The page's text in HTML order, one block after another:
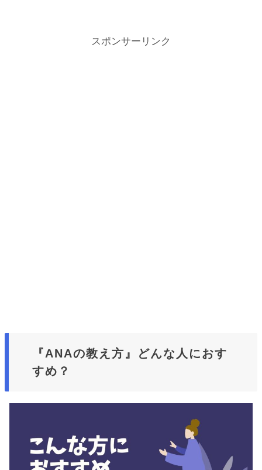
スポンサーリンク
『ANAの教え方』どんな人におす
すめ？